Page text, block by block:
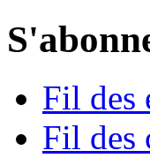
Fil des
Fil des